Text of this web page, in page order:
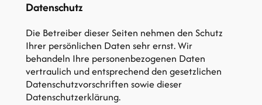
Datenschutz
Die Betreiber dieser Seiten nehmen den Schutz
Ihrer persönlichen Daten sehr ernst. Wir
behandeln Ihre personenbezogenen Daten
vertraulich und entsprechend den gesetzlichen
Datenschutzvorschriften sowie dieser
Datenschutzerklärung.